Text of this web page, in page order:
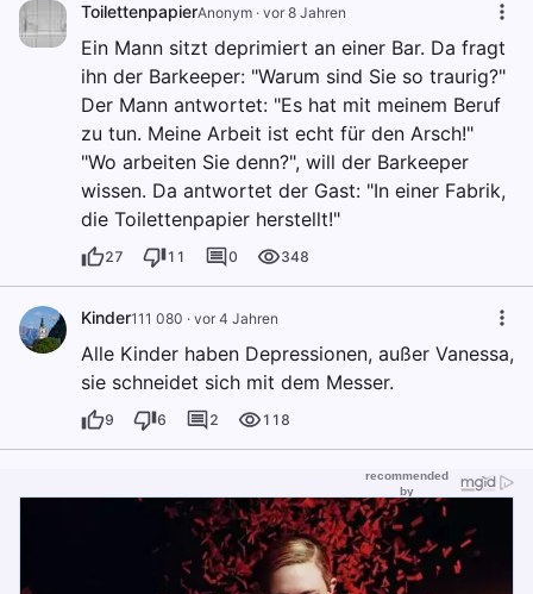
ToilettenpapierAnonym · vor 8 Jahren
Ein Mann sitzt deprimiert an einer Bar. Da fragt
ihn der Barkeeper: "Warum sind Sie so traurig?"
Der Mann antwortet: "Es hat mit meinem Beruf
zu tun. Meine Arbeit ist echt für den Arsch!"
"Wo arbeiten Sie denn?", will der Barkeeper
wissen. Da antwortet der Gast: "In einer Fabrik,
die Toilettenpapier herstellt!"
27 11 0 348
Kinder111 080 · vor 4 Jahren
Alle Kinder haben Depressionen, außer Vanessa,
sie schneidet sich mit dem Messer.
9 6 2 118